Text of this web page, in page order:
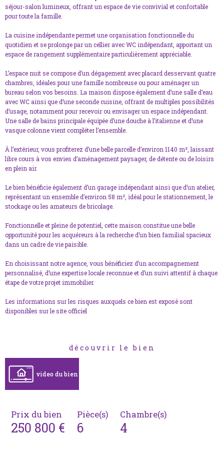
séjour-salon lumineux, offrant un espace de vie convivial et confortable
pour toute la famille.
La cuisine indépendante permet une organisation fonctionnelle du
quotidien et se prolonge par un cellier avec WC indépendant, apportant un
espace de rangement supplémentaire particulièrement appréciable.
L’espace nuit se compose d’un dégagement avec placard desservant quatre
chambres, idéales pour une famille nombreuse ou pour aménager un
bureau selon vos besoins. La maison dispose également d’une salle d’eau
avec WC ainsi que d’une seconde cuisine, offrant de multiples possibilités
d’usage, notamment pour recevoir ou envisager un espace indépendant.
Une salle de bains principale équipée d’une douche à l’italienne et d’une
vasque colonne vient compléter l’ensemble.
À l’extérieur, vous profiterez d’une belle parcelle d’environ 1140 m², laissant
libre cours à vos envies d’aménagement paysager, de détente ou de loisirs
en plein air.
Le bien bénéficie également d’un garage indépendant ainsi que d’un atelier,
représentant un ensemble d’environ 58 m², idéal pour le stationnement, le
stockage ou les amateurs de bricolage.
Fonctionnelle et pleine de potentiel, cette maison constitue une belle
opportunité pour les acquéreurs à la recherche d’un bien familial spacieux
dans un cadre de vie paisible.
En choisissant notre agence, vous bénéficiez d’un accompagnement
personnalisé, d’une expertise locale reconnue et d’un suivi attentif à chaque
étape de votre projet immobilier.
Les informations sur les risques auxquels ce bien est exposé sont
disponibles sur le site officiel
découvrir le bien
video du bien
Prix du bien
250 800 €
Pièce(s)
6
Chambre(s)
4